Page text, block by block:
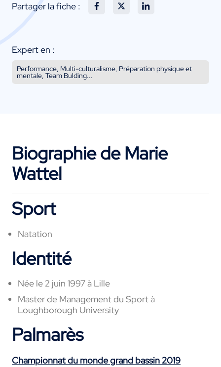
Partager la fiche :
Expert en :
Performance, Multi-culturalisme, Préparation physique et
mentale, Team Bulding...
Biographie de Marie
Wattel
Sport
Natation
Identité
Née le 2 juin 1997 à Lille
Master de Management du Sport à
Loughborough University
Palmarès
Championnat du monde grand bassin 2019